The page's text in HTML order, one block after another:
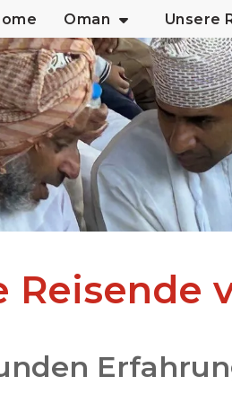
Oman Unsere